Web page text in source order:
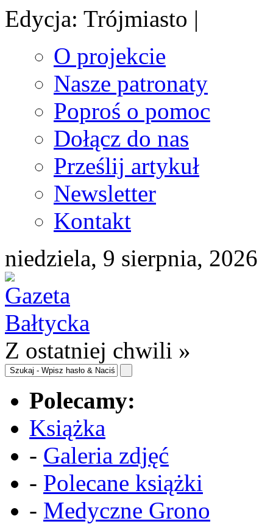
Edycja: Trójmiasto |
O projekcie
Nasze patronaty
Poproś o pomoc
Dołącz do nas
Prześlij artykuł
Newsletter
Kontakt
niedziela, 9 sierpnia, 2026
Z ostatniej chwili »
Polecamy:
Książka
- Galeria zdjęć
- Polecane książki
- Medyczne Grono